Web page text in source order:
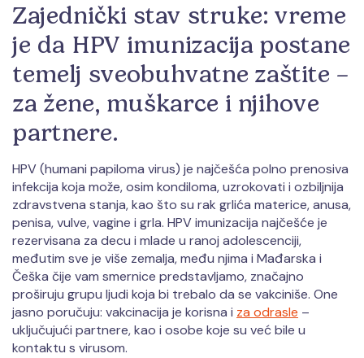
Zajednički stav struke: vreme
je da HPV imunizacija postane
temelj sveobuhvatne zaštite –
za žene, muškarce i njihove
partnere.
HPV (humani papiloma virus) je najčešća polno prenosiva
infekcija koja može, osim kondiloma, uzrokovati i ozbiljnija
zdravstvena stanja, kao što su rak grlića materice, anusa,
penisa, vulve, vagine i grla. HPV imunizacija najčešće je
rezervisana za decu i mlade u ranoj adolescenciji,
međutim sve je više zemalja, među njima i Mađarska i
Češka čije vam smernice predstavljamo, značajno
proširuju grupu ljudi koja bi trebalo da se vakciniše. One
jasno poručuju: vakcinacija je korisna i za odrasle –
uključujući partnere, kao i osobe koje su već bile u
kontaktu s virusom.